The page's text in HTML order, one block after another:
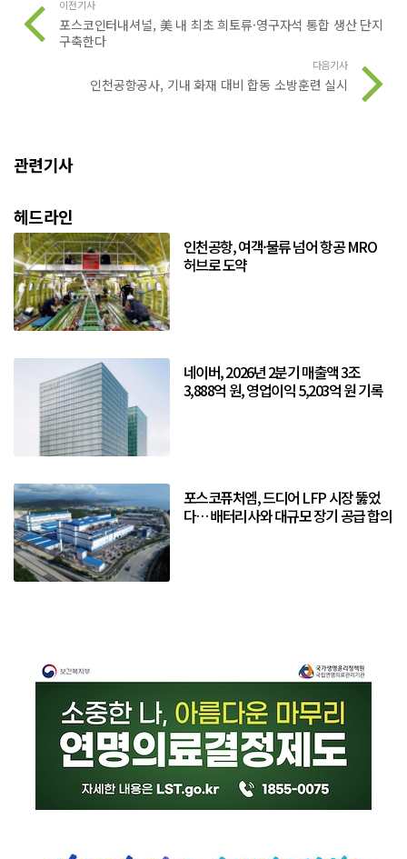
이전기사
포스코인터내셔널, 美 내 최초 희토류·영구자석 통합 생산 단지
구축한다
다음기사
인천공항공사, 기내 화재 대비 합동 소방훈련 실시
관련기사
헤드라인
인천공항, 여객·물류 넘어 항공 MRO
허브로 도약
네이버, 2026년 2분기 매출액 3조
3,888억 원, 영업이익 5,203억 원 기록
포스코퓨처엠, 드디어 LFP 시장 뚫었
다… 배터리사와 대규모 장기 공급 합의